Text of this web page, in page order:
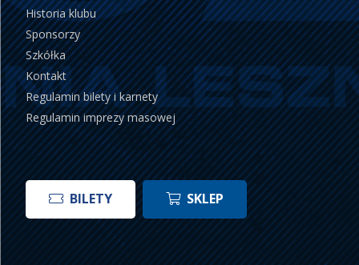
Historia klubu
Sponsorzy
Szkółka
Kontakt
Regulamin bilety i karnety
Regulamin imprezy masowej
BILETY SKLEP